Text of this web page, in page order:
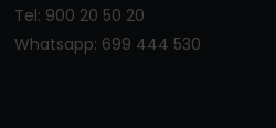
Tel: 900 20 50 20
Whatsapp: 699 444 530